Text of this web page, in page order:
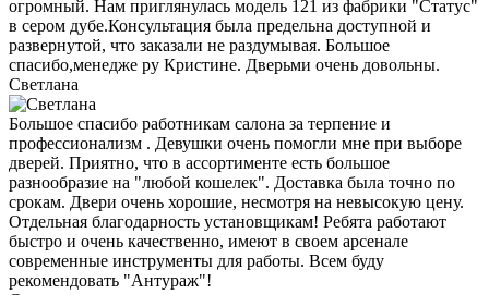
огромный. Нам приглянулась модель 121 из фабрики "Статус"
в сером дубе.Консультация была предельна доступной и
развернутой, что заказали не раздумывая. Большое
спасибо,менедже ру Кристине. Дверьми очень довольны.
Светлана
Большое спасибо работникам салона за терпение и
профессионализм . Девушки очень помогли мне при выборе
дверей. Приятно, что в ассортименте есть большое
разнообразие на "любой кошелек". Доставка была точно по
срокам. Двери очень хорошие, несмотря на невысокую цену.
Отдельная благодарность установщикам! Ребята работают
быстро и очень качественно, имеют в своем арсенале
современные инструменты для работы. Всем буду
рекомендовать "Антураж"!